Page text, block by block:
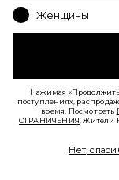
МАЙКА
Eterne
$115
Женщины
Нажимая
поступлениях,
время. Посмотреть
ОГРАНИЧЕНИЯ . Жители
Нет,